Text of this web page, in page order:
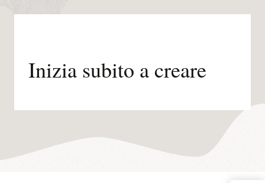
Inizia subito a creare